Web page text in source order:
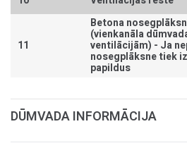
11
Betona
(vienkanāla
ventilācijām) - Ja
nosegplāksne tiek
papildus
DŪMVADA INFORMĀCIJA